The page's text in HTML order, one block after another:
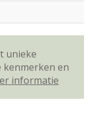
unieke
kenmerken en
informatie